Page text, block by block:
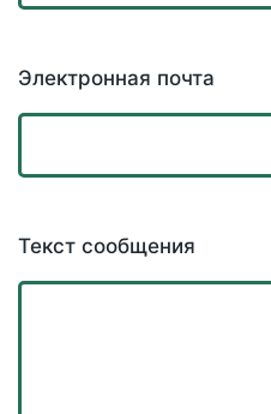
Электронная почта
Текст сообщения